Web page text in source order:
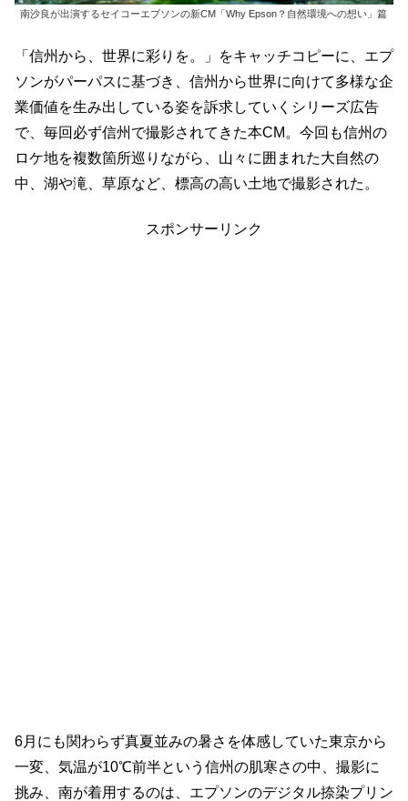
南沙良が出演するセイコーエプソンの新CM「Why Epson？自然環境への想い」篇
「信州から、世界に彩りを。」をキャッチコピーに、エプ
ソンがパーパスに基づき、信州から世界に向けて多様な企
業価値を生み出している姿を訴求していくシリーズ広告
で、毎回必ず信州で撮影されてきた本CM。今回も信州の
ロケ地を複数箇所巡りながら、山々に囲まれた大自然の
中、湖や滝、草原など、標高の高い土地で撮影された。
スポンサーリンク
6月にも関わらず真夏並みの暑さを体感していた東京から
一変、気温が10℃前半という信州の肌寒さの中、撮影に
挑み、南が着用するのは、エプソンのデジタル捺染プリン